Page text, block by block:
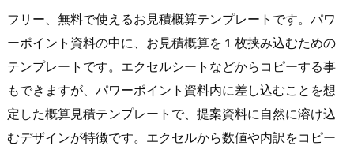
フリー、無料で使えるお見積概算テンプレートです。パワ
ーポイント資料の中に、お見積概算を１枚挟み込むための
テンプレートです。エクセルシートなどからコピーする事
もできますが、パワーポイント資料内に差し込むことを想
定した概算見積テンプレートで、提案資料に自然に溶け込
むデザインが特徴です。エクセルから数値や内訳をコピー